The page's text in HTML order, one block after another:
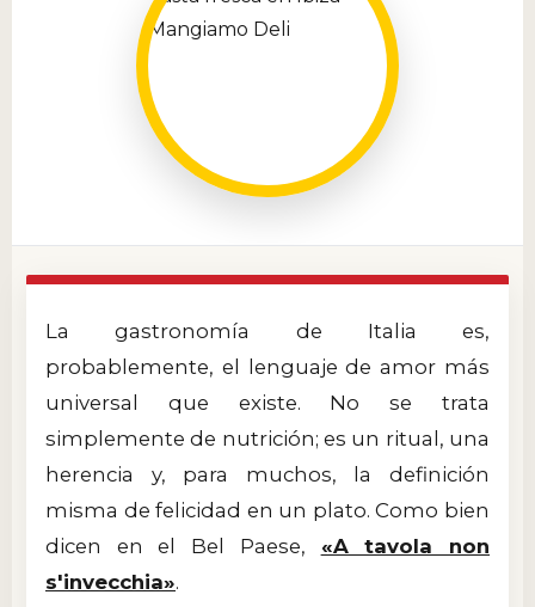
La gastronomía de Italia es,
probablemente, el lenguaje de amor más
universal que existe. No se trata
simplemente de nutrición; es un ritual, una
herencia y, para muchos, la definición
misma de felicidad en un plato. Como bien
dicen en el Bel Paese, «A tavola non
s'invecchia».